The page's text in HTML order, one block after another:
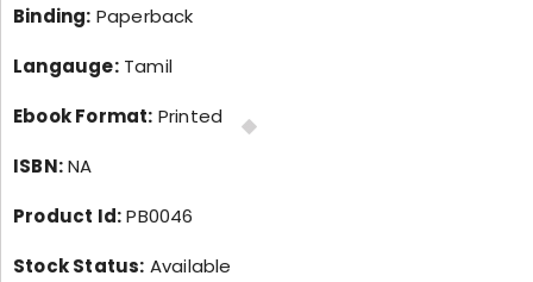
Binding: Paperback
Langauge:Tamil
Ebook Format: Printed
ISBN:NA
Product Id:PB0046
Stock Status: Available